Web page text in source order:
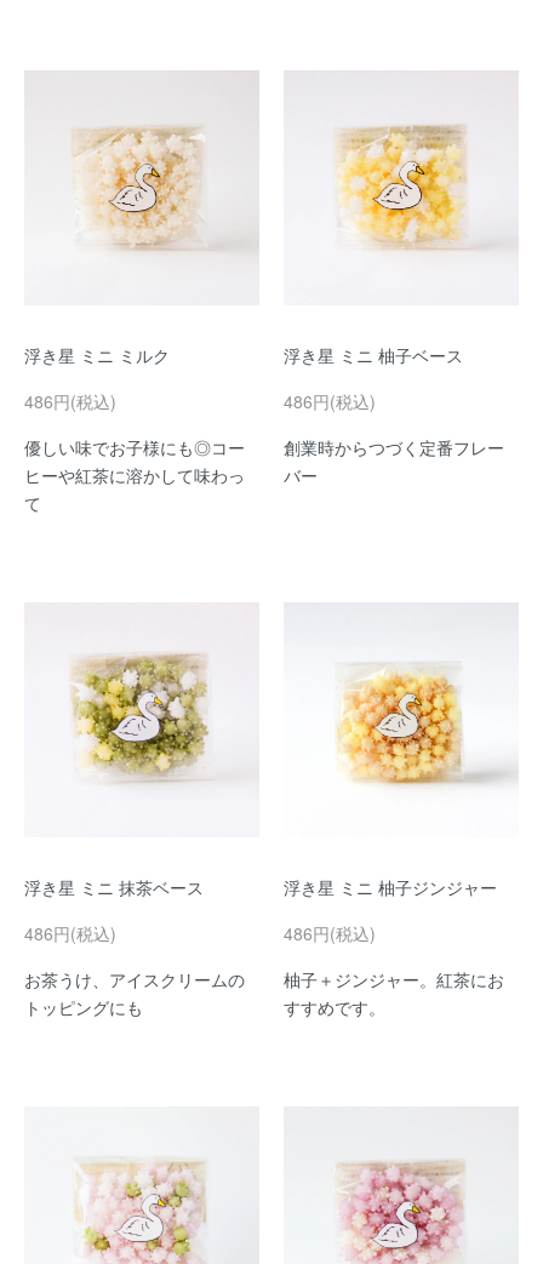
浮き星 ミニ ミルク
486円(税込)
優しい味でお子様にも◎コー
ヒーや紅茶に溶かして味わっ
て
浮き星 ミニ 柚子ベース
486円(税込)
創業時からつづく定番フレー
バー
浮き星 ミニ 抹茶ベース
486円(税込)
お茶うけ、アイスクリームの
トッピングにも
浮き星 ミニ 柚子ジンジャー
486円(税込)
柚子＋ジンジャー。紅茶にお
すすめです。